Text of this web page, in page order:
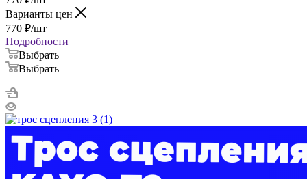
Варианты цен
770 ₽/шт
Подробности
Выбрать
Выбрать